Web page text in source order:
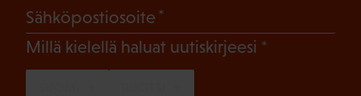
Sähköpostiosoite
Millä kielellä haluat uutiskirjeesi (Pakollinen)